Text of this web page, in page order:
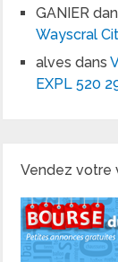
GANIER
Wayscral
alves dans
EXPL 520
Vendez votre